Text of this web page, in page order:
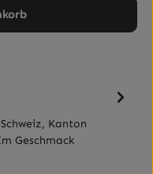
Kanton
Geschmack